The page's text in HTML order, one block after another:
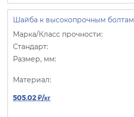
Шайба к высокопрочным болтам
505.02 ₽/кг